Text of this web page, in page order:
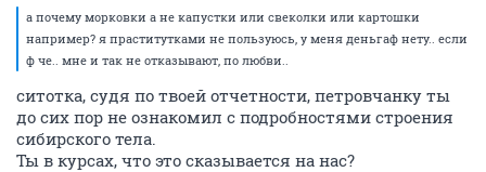
а почему морковки а не капустки или свеколки или картошки
например? я праститутками не пользуюсь, у меня деньгаф нету.. если
ф че.. мне и так не отказывают, по любви..
ситотка, судя по твоей отчетности, петровчанку ты
до сих пор не ознакомил с подробностями строения
сибирского тела.
Ты в курсах, что это сказывается на нас?